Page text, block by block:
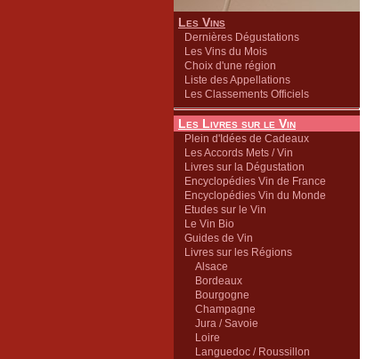
Les Vins
Dernières Dégustations
Les Vins du Mois
Choix d'une région
Liste des Appellations
Les Classements Officiels
Les Livres sur le Vin
Plein d'Idées de Cadeaux
Les Accords Mets / Vin
Livres sur la Dégustation
Encyclopédies Vin de France
Encyclopédies Vin du Monde
Etudes sur le Vin
Le Vin Bio
Guides de Vin
Livres sur les Régions
Alsace
Bordeaux
Bourgogne
Champagne
Jura / Savoie
Loire
Languedoc / Roussillon